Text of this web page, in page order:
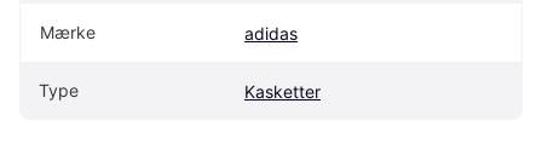
Mærke adidas
Type Kasketter